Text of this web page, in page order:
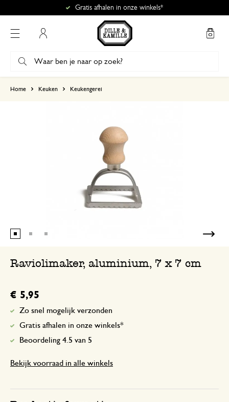
Gratis afhalen in onze winkels*
Home Keuken Keukengerei
Raviolimaker, aluminium, 7 x 7 cm
€ 5,95
Zo snel mogelijk verzonden
Gratis afhalen in onze winkels*
Beoordeling 4.5 van 5
Bekijk voorraad in alle winkels